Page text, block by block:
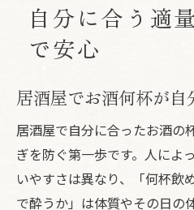
自分に合う適
で安心
居酒屋でお酒何杯が
居酒屋で自分に合ったお酒の
ぎを防ぐ第一歩です。人によ
いやすさは異なり、「何杯飲
で酔うか」は体質やその日の